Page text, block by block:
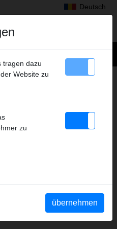
Deutsch
FRAGEN
tragen dazu
Website zu
zu
übernehmen